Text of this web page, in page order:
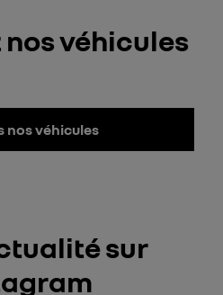
véhicules
nos véhicules
sur